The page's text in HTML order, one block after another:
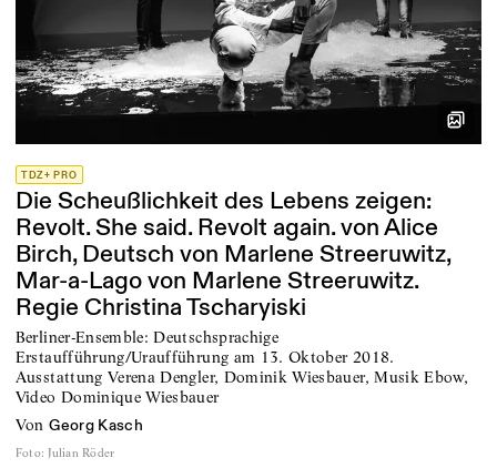
TDZ+ PRO
Die Scheußlichkeit des Lebens zeigen:
Revolt. She said. Revolt again. von Alice
Birch, Deutsch von Marlene Streeruwitz,
Mar-a-Lago von Marlene Streeruwitz.
Regie Christina Tscharyiski
Berliner-Ensemble: Deutschsprachige
Erstaufführung/Uraufführung am 13. Oktober 2018.
Ausstattung Verena Dengler, Dominik Wiesbauer, Musik Ebow,
Video Dominique Wiesbauer
von Georg Kasch
Foto: Julian Röder